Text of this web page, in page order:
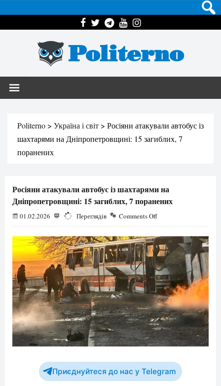
Politerno
Politerno > Україна і світ > Росіяни атакували автобус із
шахтарями на Дніпропетровщині: 15 загиблих, 7
поранених
Росіяни атакували автобус із шахтарями на
Дніпропетровщині: 15 загиблих, 7 поранених
01.02.2026 1159 Переглядів Comments Off
Приєднуйтеся до нас у Telegram